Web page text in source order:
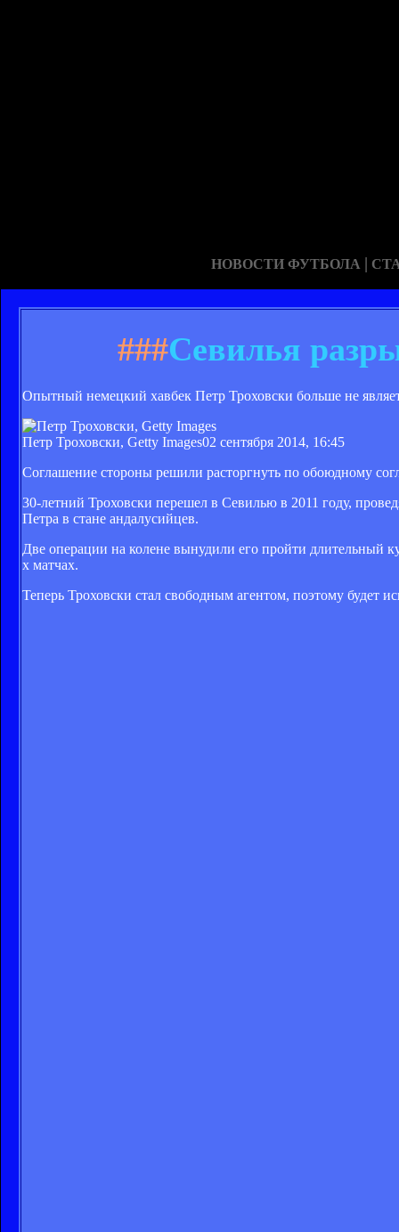
НОВОСТИ ФУТБОЛА |
###Севилья
Опытный немецкий хавбек Петр Троховски больше не
Петр Троховски, Getty Images02 сентября 2014, 16:45
Соглашение стороны решили расторгнуть по обоюдному
30-летний Троховски перешел в Севилью в 2011 году,
Петра в стане андалусийцев.
Две операции на колене вынудили его пройти длительный
х матчах.
Теперь Троховски стал свободным агентом, поэтому будет